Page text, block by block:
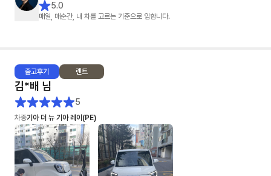
1. 상품에 대한 설명: ★★★★★
2. 문의에 대한 회신 속도: ★★★★★
- 타사는 오전에 문의를 드리면 오후 3~4시쯤 답변이 오거나 오후 6시 이후
에 답변와서 또 답변하면 지금은 영업시간이 아닙니다... 이런 멘트가 나왔었
어요. (봇 응대)
- 차살때는 전혀 그런것 없이 친절하게 설명해주시고 오히려 제가 답변을 늦
게 드린적이 있었네요
3. 차량 출고: ★★★★★
- 다른 업체도 빠른출고 상품이 있었어요. 저는 다 빠른출고 상품으로 알아보
5.0
매일, 매순간, 내 차를 고르는 기준으로 임합니다.
출고후기 렌트
김*배 님
5
차종기아 더 뉴 기아 레이(PE)